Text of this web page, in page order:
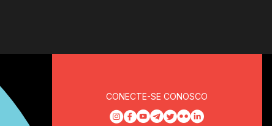
CONECTE-SE CONOSCO